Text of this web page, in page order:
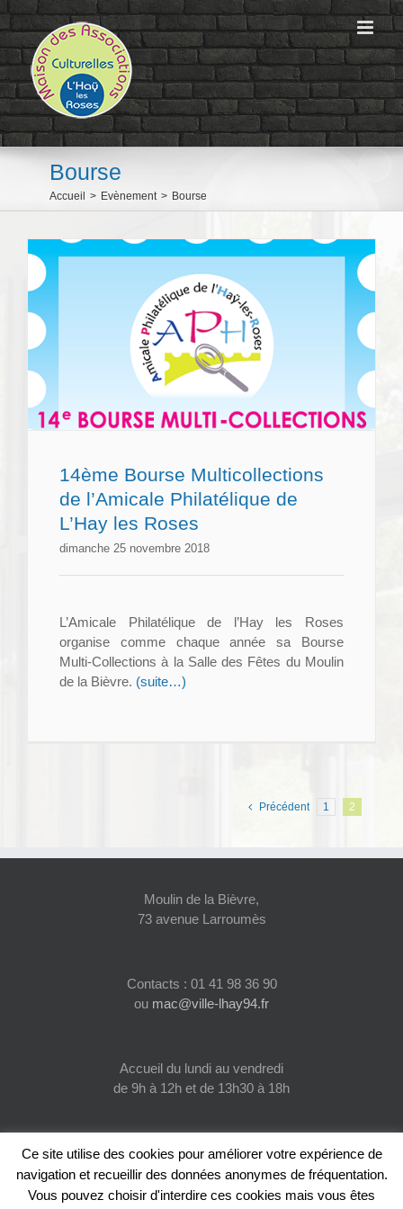
Passer
au
contenu
Bourse
Accueil > Evènement > Bourse
14ème Bourse Multicollections
de l’Amicale Philatélique de
L’Hay les Roses
dimanche 25 novembre 2018
L’Amicale Philatélique de l’Hay les Roses
organise comme chaque année sa Bourse
Multi-Collections à la Salle des Fêtes du Moulin
de la Bièvre. (suite…)
Précédent 1 2
Moulin de la Bièvre,
73 avenue Larroumès
Contacts : 01 41 98 36 90
ou mac@ville-lhay94.fr
Accueil du lundi au vendredi
de 9h à 12h et de 13h30 à 18h
© 2022 Maison des Associations Culturelles de l'Haÿ-les-Roses |
Ce site utilise des cookies pour améliorer votre expérience de
navigation et recueillir des données anonymes de fréquentation.
Vous pouvez choisir d'interdire ces cookies mais vous êtes